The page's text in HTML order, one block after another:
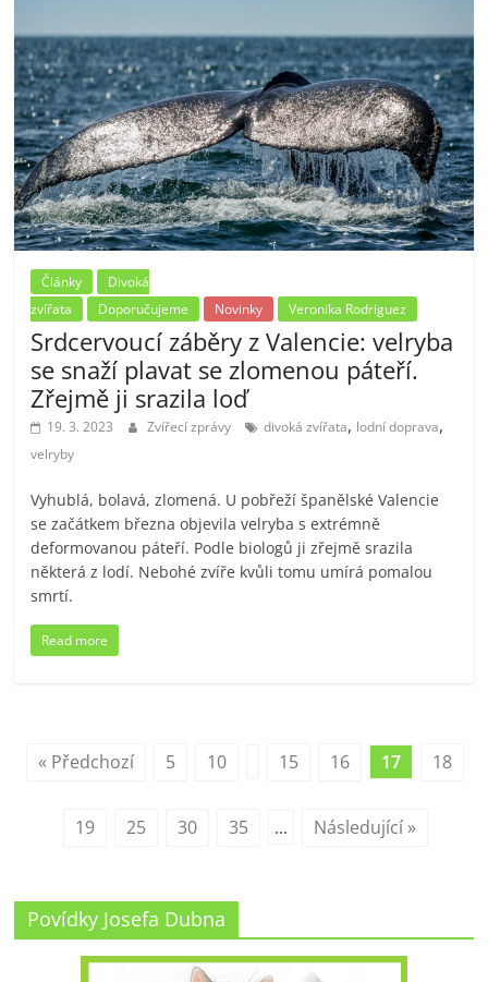
Články
Divoká
zvířata
Doporučujeme Novinky Veronika Rodriguez
Srdcervoucí záběry z Valencie: velryba
se snaží plavat se zlomenou páteří.
Zřejmě ji srazila loď
19. 3. 2023 Zvířecí zprávy divoká zvířata, lodní doprava,
velryby
Vyhublá, bolavá, zlomená. U pobřeží španělské Valencie
se začátkem března objevila velryba s extrémně
deformovanou páteří. Podle biologů ji zřejmě srazila
některá z lodí. Nebohé zvíře kvůli tomu umírá pomalou
smrtí.
Read more
« Předchozí 5 10 15 16 17 18
19 25 30 35 ... Následující »
Povídky Josefa Dubna